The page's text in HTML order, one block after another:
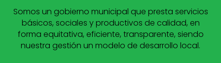
Somos un gobierno municipal que presta servicios
básicos, sociales y productivos de calidad, en
forma equitativa, eficiente, transparente, siendo
nuestra gestión un modelo de desarrollo local.